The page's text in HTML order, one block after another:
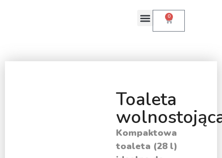
0
Toaleta
Kompaktowa
toaleta (28 l)